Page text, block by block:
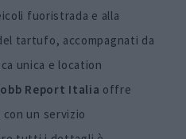
fuoristrada e alla
tartufo, accompagnati da
unica e location
Report Italia offre
un servizio